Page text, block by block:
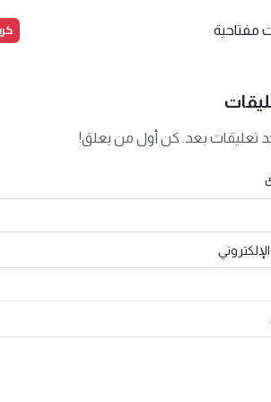
مفتاحية
تعليقات بعد. كن أول من يعلق!
الإلكتروني